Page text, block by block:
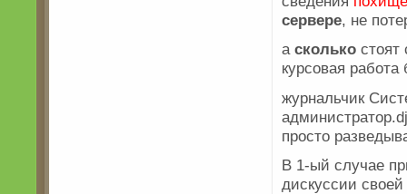
сервере, не
а сколько
курсовая
журнальчик
просто
В 1-ый случае
дискуссии